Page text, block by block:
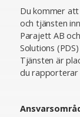
Du kommer
och tjänsten
Parajett AB
Solutions
Tjänsten är
du rapporterar